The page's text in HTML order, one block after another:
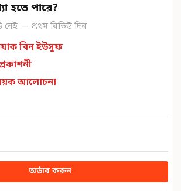
হতে পারে?
— প্রথম রিভিউ দিন
বিন ইউসুফ
আলোচনা
অর্ডার করুন